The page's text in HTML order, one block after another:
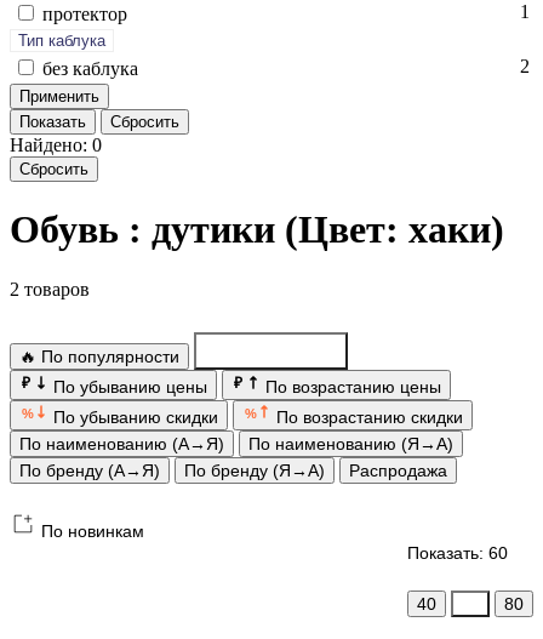
про­тек­тор
1
Тип каблука
без каб­лу­ка 2
Показать Сбросить
Найдено: 0
Сбросить
Обувь : дутики (Цвет: хаки)
2 товаров
🔥 По популярности
₽ По убыванию цены ₽ По возрастанию цены
% По убыванию скидки %
По возрастанию скидки
По наименованию (А→Я)
По наименованию (Я→А)
По бренду (А→Я)
По бренду (Я→А) Распродажа
По новинкам
Показать: 60
40 80